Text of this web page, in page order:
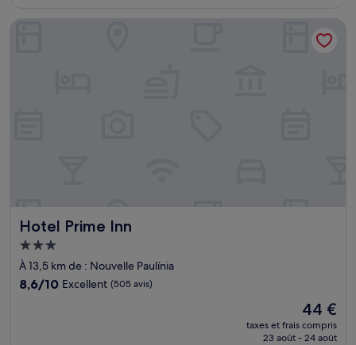
71 €
Hotel Prime Inn
Hotel Prime Inn
Hébergement
3.0 étoiles
À 13,5 km de : Nouvelle Paulínia
8.6
8,6/10 Excellent (505 avis)
Le
nouveau
prix
44 €
taxes et frais compris
23 août - 24 août
Hotel Prime Inn